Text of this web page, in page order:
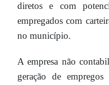
diretos e com
empregados com
no município.
A empresa não
geração de